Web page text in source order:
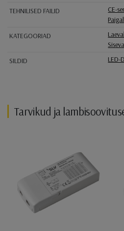
TEHNILISED FAILID
CE-
KATEGOORIAD
SILDID
LED-
Tarvikud ja